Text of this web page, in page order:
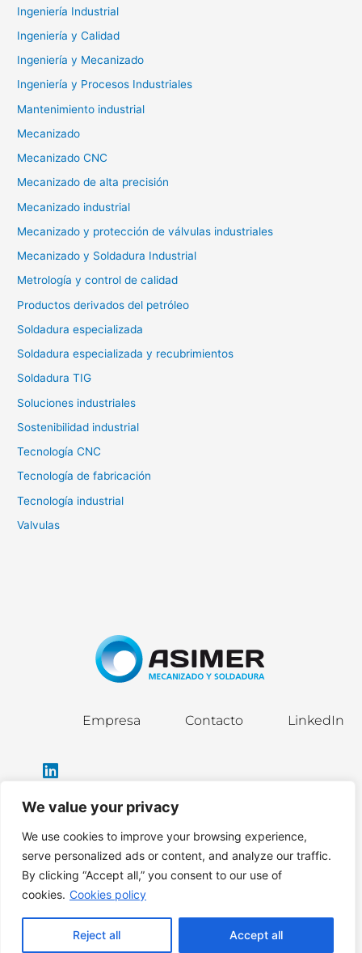
We value your privacy
We use cookies to improve your browsing experience,
serve personalized ads or content, and analyze our traffic.
By clicking “Accept all,” you consent to our use of
cookies. Cookies policy
Reject all Accept all
Ingeniería Industrial
Ingeniería y Calidad
Ingeniería y Mecanizado
Ingeniería y Procesos Industriales
Mantenimiento industrial
Mecanizado
Mecanizado CNC
Mecanizado de alta precisión
Mecanizado industrial
Mecanizado y protección de válvulas industriales
Mecanizado y Soldadura Industrial
Metrología y control de calidad
Productos derivados del petróleo
Soldadura especializada
Soldadura especializada y recubrimientos
Soldadura TIG
Soluciones industriales
Sostenibilidad industrial
Tecnología CNC
Tecnología de fabricación
Tecnología industrial
Valvulas
Empresa Contacto LinkedIn
info@asimergroup.com
Política de privacidad